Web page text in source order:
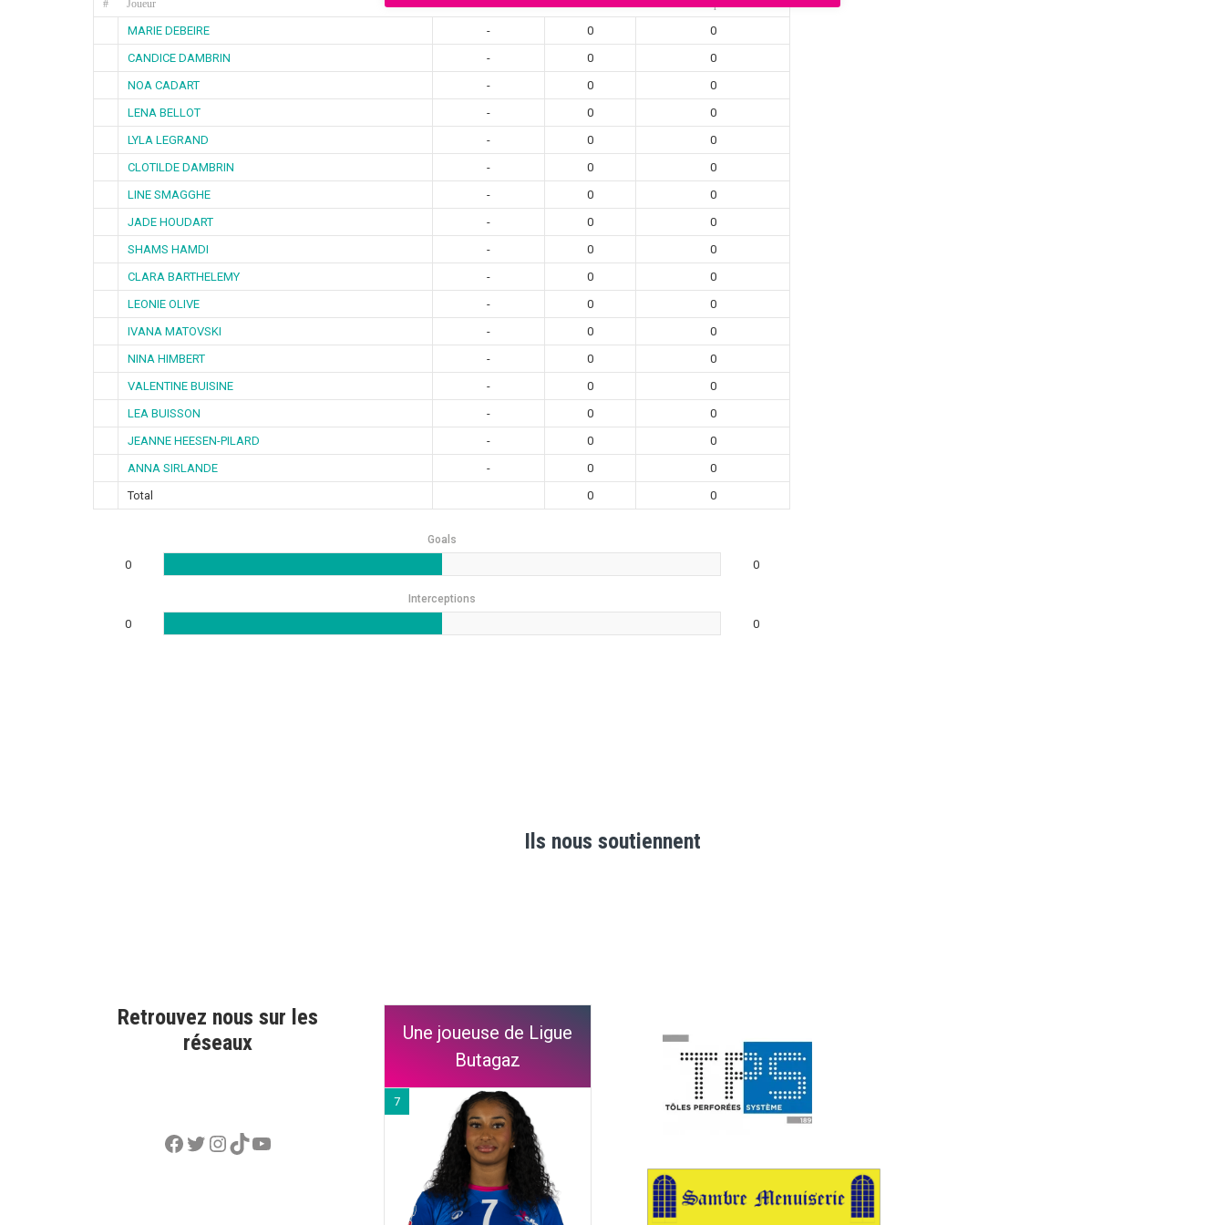
# Joueur
MARIE DEBEIRE - 0
0
CANDICE DAMBRIN
- 0
0
NOA CADART
- 0
0
LENA BELLOT
- 0
0
LYLA LEGRAND
- 0
0
CLOTILDE DAMBRIN
- 0
0
LINE SMAGGHE
- 0
0
JADE HOUDART
- 0
0
SHAMS HAMDI
- 0
0
CLARA BARTHELEMY
- 0
0
LEONIE OLIVE
- 0
0
IVANA MATOVSKI
- 0
0
NINA HIMBERT
- 0
0
VALENTINE BUISINE
- 0
0
LEA BUISSON
- 0
0
JEANNE HEESEN-PILARD
- 0
0
ANNA SIRLANDE
- 0
0
Total
0 0
Goals
0 0
Interceptions
0 0
Ils nous soutiennent
Retrouvez nous sur les
réseaux
Facebook
Twitter
Instagram
TikTok
YouTube
Une joueuse de Ligue
Butagaz
7